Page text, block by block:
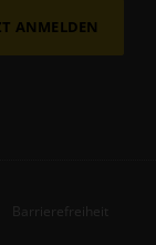
ANMELDEN
Barrierefreiheit